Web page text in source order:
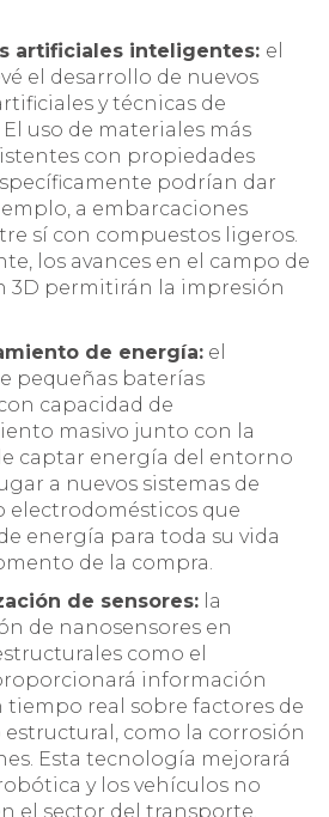
artificiales inteligentes: el
el desarrollo de nuevos
y técnicas de
uso de materiales más
con propiedades
podrían dar
a embarcaciones
sí con compuestos ligeros.
los avances en el campo de
3D permitirán la impresión
de energía: el
pequeñas baterías
capacidad de
masivo junto con la
captar energía del entorno
a nuevos sistemas de
electrodomésticos que
energía para toda su vida
de la compra.
de sensores: la
de nanosensores en
como el
información
real sobre factores de
como la corrosión
Esta tecnología mejorará
y los vehículos no
el sector del transporte.